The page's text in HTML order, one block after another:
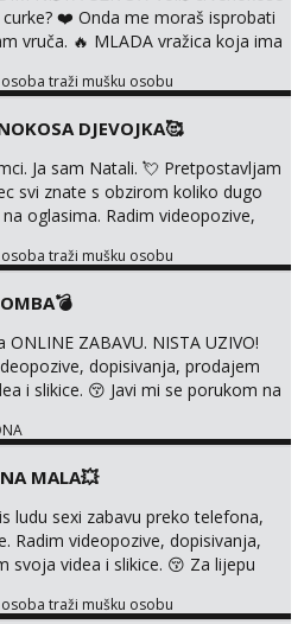
stvari i dominaciju 🤫 ...
❤️ Onda me moraš isprobati
vruča.‎ ️‍🔥 MLADA vražica koja ima
svemu vidim samo užitak. 💦 U
mjeri. Sexi videa s kolegicama,
pak ja sama di se dovodim do
Naravno ako ti moja ponuda nije
traži mušku osobu
DJEVOJKA🥰
Ja sam Natali. 💘 Pretpostavljam
svi znate s obzirom koliko dugo
oglasima. Radim videopozive,
suradnju javi mi se porukom na
traži mušku osobu
ONLINE ZABAVU. NISTA UZIVO!
dopisivanja, prodajem
i slikice. 😚 Javi mi se porukom na
MALA💥
ludu sexi zabavu preko telefona,
Radim videopozive, dopisivanja,
svoja videa i slikice. 😚 Za lijepu
+385 91 723 0045
traži mušku osobu